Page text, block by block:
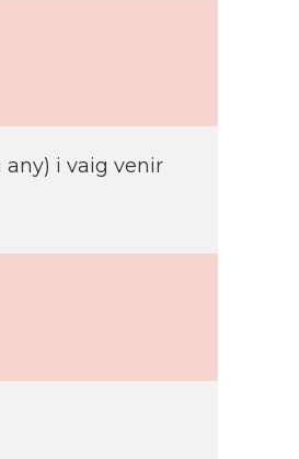
any) i vaig venir